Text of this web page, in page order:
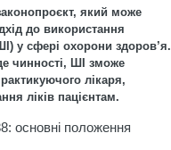
який може
до використання
у сфері охорони здоров’я.
чинності, ШІ зможе
лікаря,
ліків пацієнтам.
основні положення